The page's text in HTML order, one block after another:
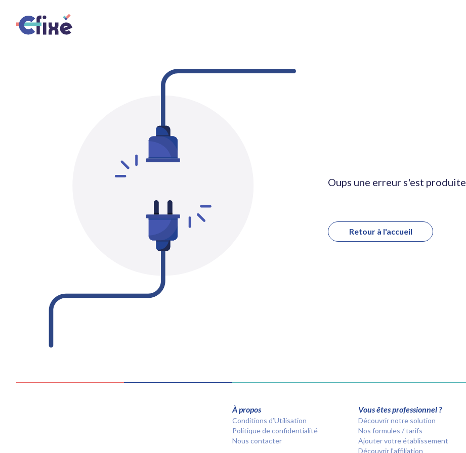
Oups une erreur s'est produite
Retour à l'accueil
À propos
Conditions d’Utilisation
Politique de confidentialité
Nous contacter
Vous êtes professionnel ?
Découvrir notre solution
Nos formules / tarifs
Ajouter votre établissement
Découvrir l'affiliation